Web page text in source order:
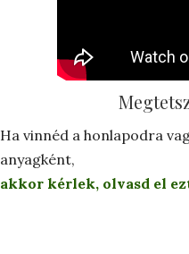
Ha vinnéd a honlapodra
anyagként,
akkor kérlek, olvasd el